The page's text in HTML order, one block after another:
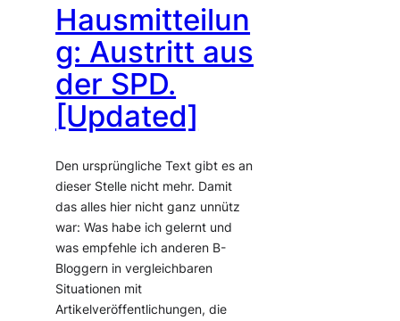
Hausmitteilun
g: Austritt aus
der SPD.
[Updated]
Den ursprüngliche Text gibt es an
dieser Stelle nicht mehr. Damit
das alles hier nicht ganz unnütz
war: Was habe ich gelernt und
was empfehle ich anderen B-
Bloggern in vergleichbaren
Situationen mit
Artikelveröffentlichungen, die